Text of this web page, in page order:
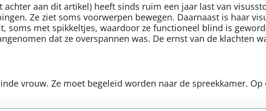
achter aan dit artikel) heeft sinds ruim een jaar last van
Ze ziet soms voorwerpen bewegen. Daarnaast is haar
soms met spikkeltjes, waardoor ze functioneel blind is
dat ze overspannen was. De ernst van de klachten
vrouw. Ze moet begeleid worden naar de spreekkamer. Op